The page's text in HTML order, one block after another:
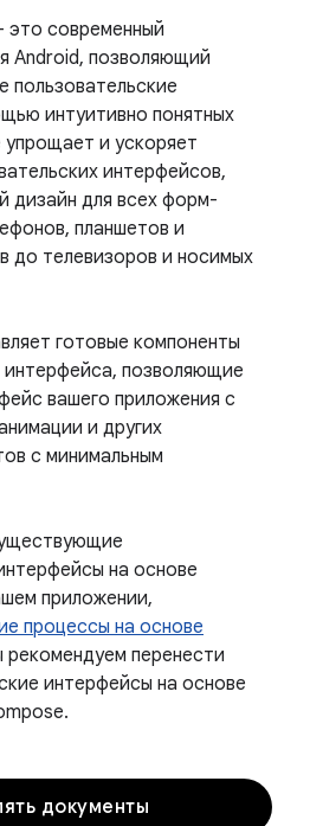
это современный
Android, позволяющий
пользовательские
интуитивно понятных
и ускоряет
интерфейсов,
дизайн для всех форм-
планшетов и
до телевизоров и носимых
готовые компоненты
интерфейса, позволяющие
вашего приложения с
и других
с минимальным
на основе
приложении,
процессы на основе
рекомендуем перенести
интерфейсы на основе
документы